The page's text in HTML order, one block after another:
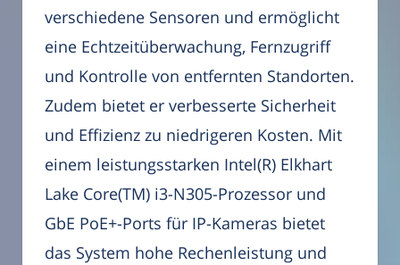
verschiedene Sensoren und ermöglicht
eine Echtzeitüberwachung, Fernzugriff
und Kontrolle von entfernten Standorten.
Zudem bietet er verbesserte Sicherheit
und Effizienz zu niedrigeren Kosten. Mit
einem leistungsstarken Intel(R) Elkhart
Lake Core(TM) i3-N305-Prozessor und
GbE PoE+-Ports für IP-Kameras bietet
das System hohe Rechenleistung und